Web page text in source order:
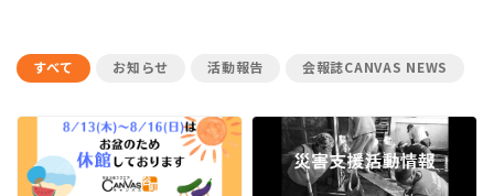
すべて お知らせ 活動報告 会報誌CANVAS NEWS